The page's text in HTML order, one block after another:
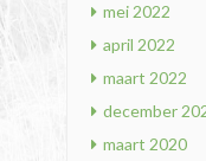
mei 2022
april 2022
maart 2022
december
maart 2020